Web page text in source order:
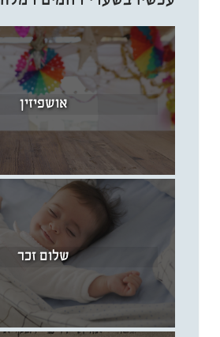
אושפיזין
שלום זכר